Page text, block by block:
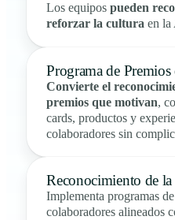
Los equipospueden
reforzar la cultura en la
Programa de
Convierte el
premios que motivan,
cards, productos y
colaboradores sin
Reconocimiento de la
Implementa programas
colaboradores alineados